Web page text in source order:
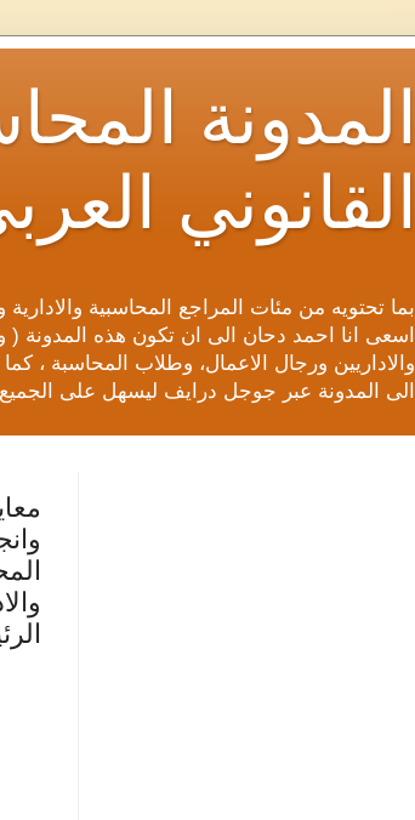
المدونة
القانوني
بما تحتويه من مئات المراجع المحاسبية
اسعى انا احمد دحان الى ان تكون هذه المدونة (
والاداريين ورجال الاعمال، وطلاب المحاسبة ،
الى المدونة عبر جوجل درايف ليسهل على الجميع